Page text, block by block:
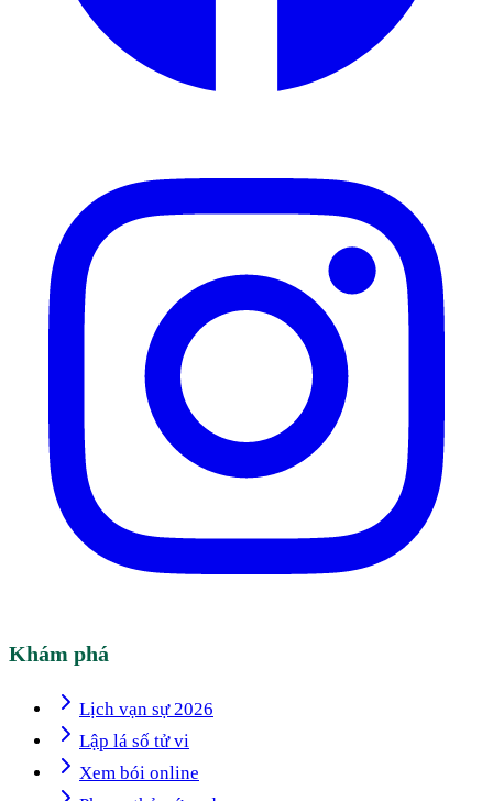
Khám phá
Lịch vạn sự 2026
Lập lá số tử vi
Xem bói online